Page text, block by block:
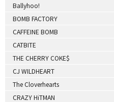
Ballyhoo!
BOMB FACTORY
CAFFEINE BOMB
CATBITE
THE CHERRY COKE$
CJ WILDHEART
The Cloverhearts
CRAZY HiTMAN